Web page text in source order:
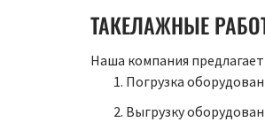
ТАКЕЛАЖНЫЕ
Наша компания
Погрузка
Выгрузку